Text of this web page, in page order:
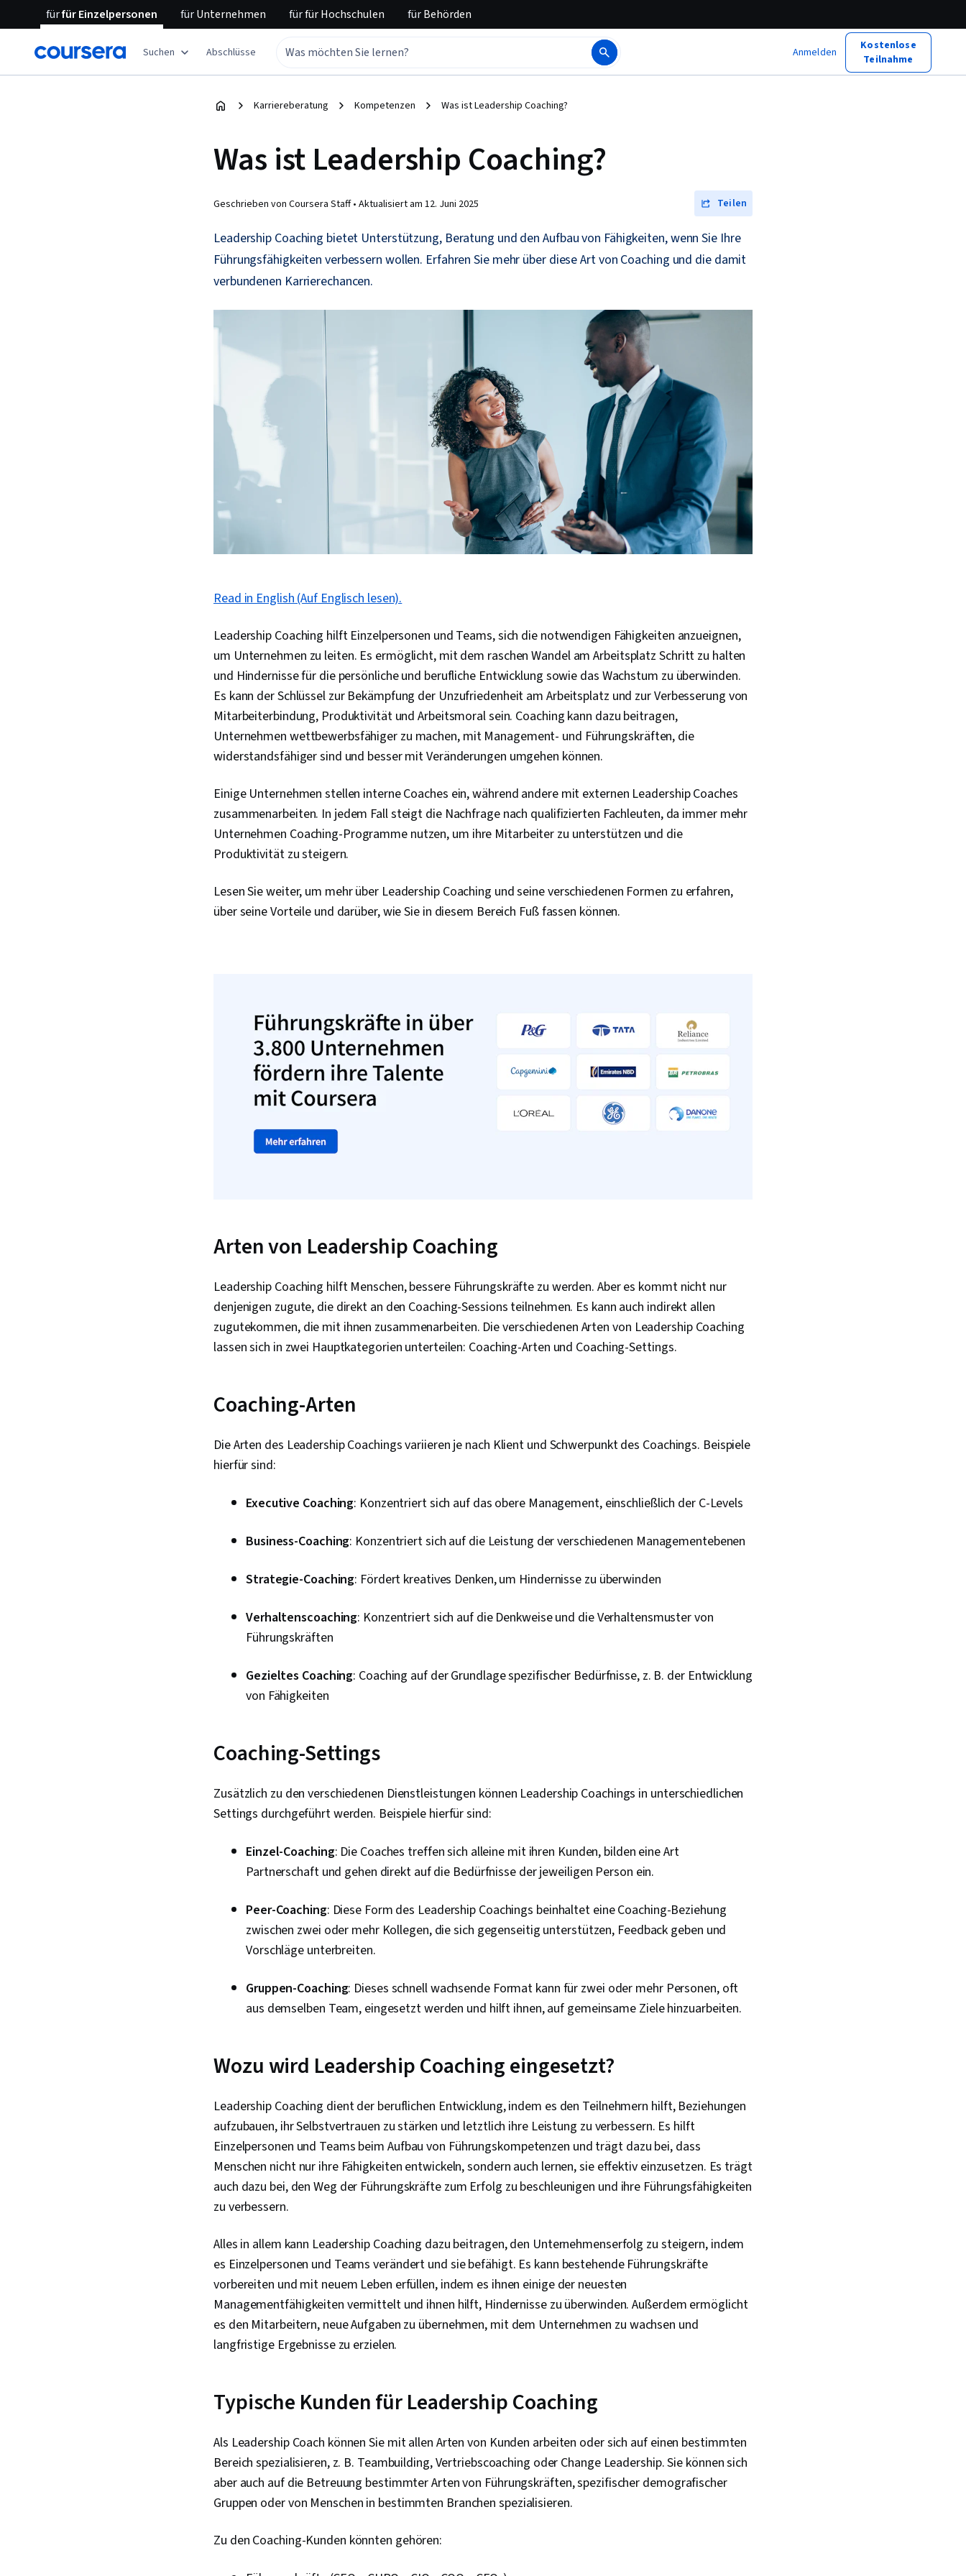
fürfür Einzelpersonen fürUnternehmen fürfür Hochschulen fürBehörden
Suchen Abschlüsse Anmelden
Kostenlose
Teilnahme
Karriereberatung Kompetenzen Was ist Leadership Coaching?
Was ist Leadership Coaching?
Geschrieben von Coursera Staff • Aktualisiert am 12. Juni 2025 Teilen
Leadership Coaching bietet Unterstützung, Beratung und den Aufbau von Fähigkeiten, wenn Sie Ihre
Führungsfähigkeiten verbessern wollen. Erfahren Sie mehr über diese Art von Coaching und die damit
verbundenen Karrierechancen.
Read in English (Auf Englisch lesen).
Leadership Coaching hilft Einzelpersonen und Teams, sich die notwendigen Fähigkeiten anzueignen,
um Unternehmen zu leiten. Es ermöglicht, mit dem raschen Wandel am Arbeitsplatz Schritt zu halten
und Hindernisse für die persönliche und berufliche Entwicklung sowie das Wachstum zu überwinden.
Es kann der Schlüssel zur Bekämpfung der Unzufriedenheit am Arbeitsplatz und zur Verbesserung von
Mitarbeiterbindung, Produktivität und Arbeitsmoral sein. Coaching kann dazu beitragen,
Unternehmen wettbewerbsfähiger zu machen, mit Management- und Führungskräften, die
widerstandsfähiger sind und besser mit Veränderungen umgehen können.
Einige Unternehmen stellen interne Coaches ein, während andere mit externen Leadership Coaches
zusammenarbeiten. In jedem Fall steigt die Nachfrage nach qualifizierten Fachleuten, da immer mehr
Unternehmen Coaching-Programme nutzen, um ihre Mitarbeiter zu unterstützen und die
Produktivität zu steigern.
Lesen Sie weiter, um mehr über Leadership Coaching und seine verschiedenen Formen zu erfahren,
über seine Vorteile und darüber, wie Sie in diesem Bereich Fuß fassen können.
Arten von Leadership Coaching
Leadership Coaching hilft Menschen, bessere Führungskräfte zu werden. Aber es kommt nicht nur
denjenigen zugute, die direkt an den Coaching-Sessions teilnehmen. Es kann auch indirekt allen
zugutekommen, die mit ihnen zusammenarbeiten. Die verschiedenen Arten von Leadership Coaching
lassen sich in zwei Hauptkategorien unterteilen: Coaching-Arten und Coaching-Settings.
Coaching-Arten
Die Arten des Leadership Coachings variieren je nach Klient und Schwerpunkt des Coachings. Beispiele
hierfür sind:
Executive Coaching: Konzentriert sich auf das obere Management, einschließlich der C-Levels
Business-Coaching: Konzentriert sich auf die Leistung der verschiedenen Managementebenen
Strategie-Coaching: Fördert kreatives Denken, um Hindernisse zu überwinden
Verhaltenscoaching: Konzentriert sich auf die Denkweise und die Verhaltensmuster von
Führungskräften
Gezieltes Coaching: Coaching auf der Grundlage spezifischer Bedürfnisse, z. B. der Entwicklung
von Fähigkeiten
Coaching-Settings
Zusätzlich zu den verschiedenen Dienstleistungen können Leadership Coachings in unterschiedlichen
Settings durchgeführt werden. Beispiele hierfür sind:
Einzel-Coaching: Die Coaches treffen sich alleine mit ihren Kunden, bilden eine Art
Partnerschaft und gehen direkt auf die Bedürfnisse der jeweiligen Person ein.
Peer-Coaching: Diese Form des Leadership Coachings beinhaltet eine Coaching-Beziehung
zwischen zwei oder mehr Kollegen, die sich gegenseitig unterstützen, Feedback geben und
Vorschläge unterbreiten.
Gruppen-Coaching: Dieses schnell wachsende Format kann für zwei oder mehr Personen, oft
aus demselben Team, eingesetzt werden und hilft ihnen, auf gemeinsame Ziele hinzuarbeiten.
Wozu wird Leadership Coaching eingesetzt?
Leadership Coaching dient der beruflichen Entwicklung, indem es den Teilnehmern hilft, Beziehungen
aufzubauen, ihr Selbstvertrauen zu stärken und letztlich ihre Leistung zu verbessern. Es hilft
Einzelpersonen und Teams beim Aufbau von Führungskompetenzen und trägt dazu bei, dass
Menschen nicht nur ihre Fähigkeiten entwickeln, sondern auch lernen, sie effektiv einzusetzen. Es trägt
auch dazu bei, den Weg der Führungskräfte zum Erfolg zu beschleunigen und ihre Führungsfähigkeiten
zu verbessern.
Alles in allem kann Leadership Coaching dazu beitragen, den Unternehmenserfolg zu steigern, indem
es Einzelpersonen und Teams verändert und sie befähigt. Es kann bestehende Führungskräfte
vorbereiten und mit neuem Leben erfüllen, indem es ihnen einige der neuesten
Managementfähigkeiten vermittelt und ihnen hilft, Hindernisse zu überwinden. Außerdem ermöglicht
es den Mitarbeitern, neue Aufgaben zu übernehmen, mit dem Unternehmen zu wachsen und
langfristige Ergebnisse zu erzielen.
Typische Kunden für Leadership Coaching
Als Leadership Coach können Sie mit allen Arten von Kunden arbeiten oder sich auf einen bestimmten
Bereich spezialisieren, z. B. Teambuilding, Vertriebscoaching oder Change Leadership. Sie können sich
aber auch auf die Betreuung bestimmter Arten von Führungskräften, spezifischer demografischer
Gruppen oder von Menschen in bestimmten Branchen spezialisieren.
Zu den Coaching-Kunden könnten gehören: